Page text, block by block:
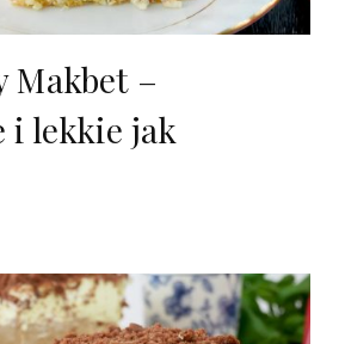
Makbet –
i lekkie jak